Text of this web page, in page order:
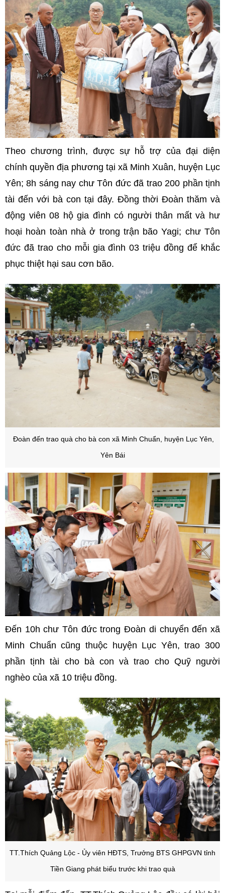
Theo chương trình, được sự hỗ trợ của đại diện
chính quyền địa phương tại xã Minh Xuân, huyện Lục
Yên; 8h sáng nay chư Tôn đức đã trao 200 phần tịnh
tài đến với bà con tại đây. Đồng thời Đoàn thăm và
động viên 08 hộ gia đình có người thân mất và hư
hoại hoàn toàn nhà ở trong trận bão Yagi; chư Tôn
đức đã trao cho mỗi gia đình 03 triệu đồng để khắc
phục thiệt hại sau cơn bão.
Đoàn đến trao quà cho bà con xã Minh Chuẩn, huyện Lục Yên,
Yên Bái
Đến 10h chư Tôn đức trong Đoàn di chuyển đến xã
Minh Chuẩn cũng thuộc huyện Lục Yên, trao 300
phần tịnh tài cho bà con và trao cho Quỹ người
nghèo của xã 10 triệu đồng.
TT.Thích Quảng Lộc - Ủy viên HĐTS, Trưởng BTS GHPGVN tỉnh
Tiền Giang phát biểu trước khi trao quà